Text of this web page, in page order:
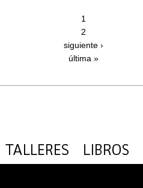
1
2
siguiente ›
última »